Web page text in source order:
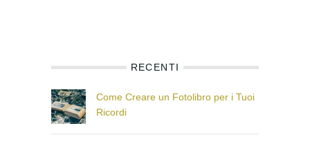
RECENTI
Come Creare un Fotolibro per i Tuoi
Ricordi